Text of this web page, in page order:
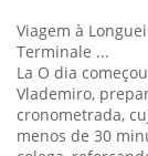
Viagem à
Terminale ...
La O dia
Vlademiro,
cronometrada,
menos de 30